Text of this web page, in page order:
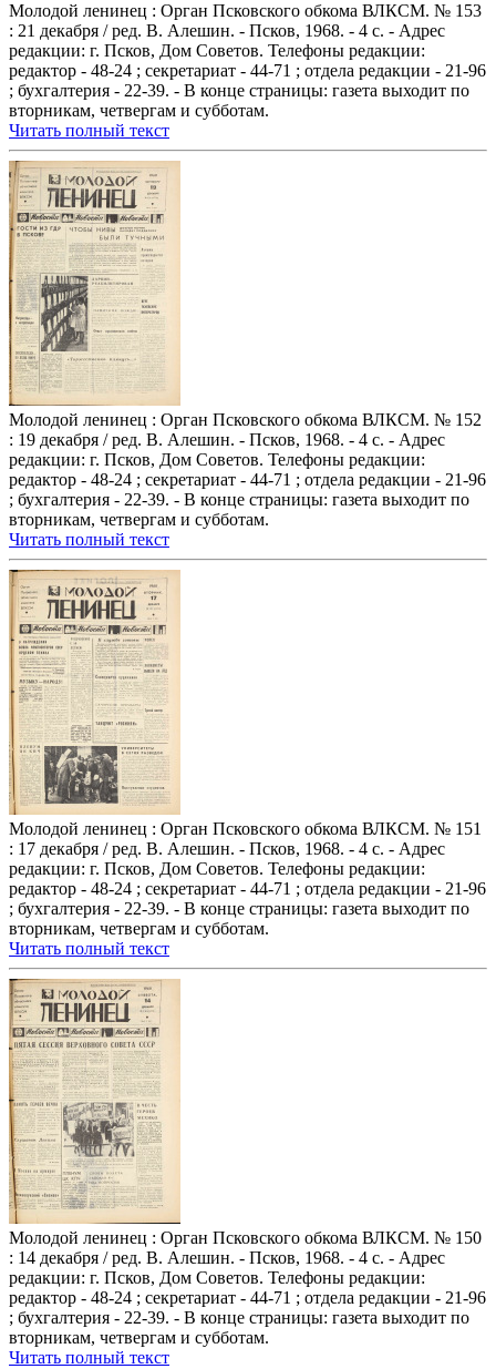
Молодой ленинец : Орган Псковского обкома ВЛКСМ. № 153
: 21 декабря / ред. В. Алешин. - Псков, 1968. - 4 с. - Адрес
редакции: г. Псков, Дом Советов. Телефоны редакции:
редактор - 48-24 ; секретариат - 44-71 ; отдела редакции - 21-96
; бухгалтерия - 22-39. - В конце страницы: газета выходит по
вторникам, четвергам и субботам.
Читать полный текст
Молодой ленинец : Орган Псковского обкома ВЛКСМ. № 152
: 19 декабря / ред. В. Алешин. - Псков, 1968. - 4 с. - Адрес
редакции: г. Псков, Дом Советов. Телефоны редакции:
редактор - 48-24 ; секретариат - 44-71 ; отдела редакции - 21-96
; бухгалтерия - 22-39. - В конце страницы: газета выходит по
вторникам, четвергам и субботам.
Читать полный текст
Молодой ленинец : Орган Псковского обкома ВЛКСМ. № 151
: 17 декабря / ред. В. Алешин. - Псков, 1968. - 4 с. - Адрес
редакции: г. Псков, Дом Советов. Телефоны редакции:
редактор - 48-24 ; секретариат - 44-71 ; отдела редакции - 21-96
; бухгалтерия - 22-39. - В конце страницы: газета выходит по
вторникам, четвергам и субботам.
Читать полный текст
Молодой ленинец : Орган Псковского обкома ВЛКСМ. № 150
: 14 декабря / ред. В. Алешин. - Псков, 1968. - 4 с. - Адрес
редакции: г. Псков, Дом Советов. Телефоны редакции:
редактор - 48-24 ; секретариат - 44-71 ; отдела редакции - 21-96
; бухгалтерия - 22-39. - В конце страницы: газета выходит по
вторникам, четвергам и субботам.
Читать полный текст